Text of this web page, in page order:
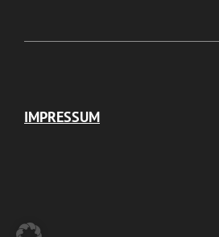
IMPRESSUM